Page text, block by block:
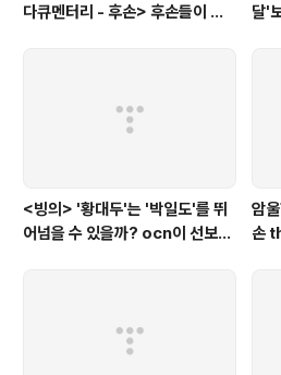
다큐멘터리 - 후손> 후손들이 말
달'
<빙의> '황대두'는 '박일도'를 뛰
어넘을 수 있을까? ocn이 선보인
암
손